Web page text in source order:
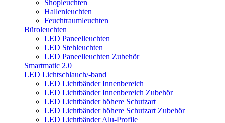
Shopleuchten
Hallenleuchten
Feuchtraumleuchten
Büroleuchten
LED Paneelleuchten
LED Stehleuchten
LED Paneelleuchten Zubehör
Smartmatic 2.0
LED Lichtschlauch/-band
LED Lichtbänder Innenbereich
LED Lichtbänder Innenbereich Zubehör
LED Lichtbänder höhere Schutzart
LED Lichtbänder höhere Schutzart Zubehör
LED Lichtbänder Alu-Profile